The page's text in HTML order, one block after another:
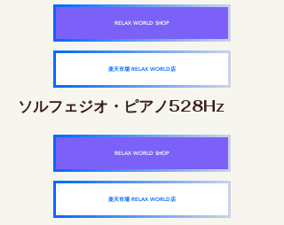
RELAX WORLD SHOP
楽天市場 RELAX WORLD店
ソルフェジオ・ピアノ528Hz
RELAX WORLD SHOP
楽天市場 RELAX WORLD店